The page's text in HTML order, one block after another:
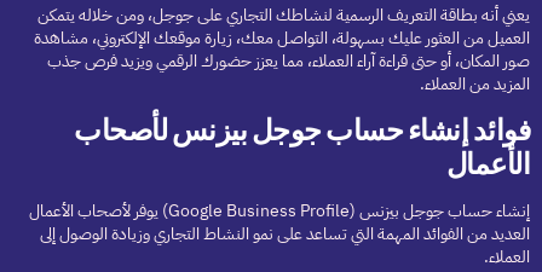
يعني أنه بطاقة التعريف الرسمية لنشاطك التجاري على جوجل، ومن خلاله يتمكن
العميل من العثور عليك بسهولة، التواصل معك، زيارة موقعك الإلكتروني، مشاهدة
صور المكان، أو حتى قراءة آراء العملاء، مما يعزز حضورك الرقمي ويزيد فرص جذب
المزيد من العملاء.
فوائد إنشاء حساب جوجل بيزنس لأصحاب
الأعمال
إنشاء حساب جوجل بيزنس (Google Business Profile) يوفر لأصحاب الأعمال
العديد من الفوائد المهمة التي تساعد على نمو النشاط التجاري وزيادة الوصول إلى
العملاء.